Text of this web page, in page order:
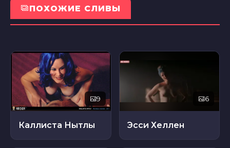
ПОХОЖИЕ СЛИВЫ
9
Каллиста Нытлы
6
Эсси Хеллен